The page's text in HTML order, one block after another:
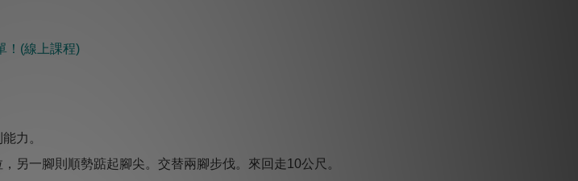
！(線上課程)
力。
另一腳則順勢踮起腳尖。交替兩腳步伐。來回走10公尺。